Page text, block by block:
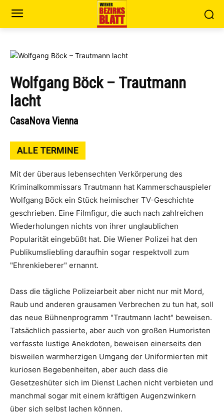
Wolfgang Böck – Trautmann
lacht
CasaNova Vienna
ALLE TERMINE
Mit der überaus lebensechten Verkörperung des
Kriminalkommissars Trautmann hat Kammerschauspieler
Wolfgang Böck ein Stück heimischer TV-Geschichte
geschrieben. Eine Filmfigur, die auch nach zahlreichen
Wiederholungen nichts von ihrer unglaublichen
Popularität eingebüßt hat. Die Wiener Polizei hat den
Publikumsliebling daraufhin sogar respektvoll zum
"Ehrenkieberer" ernannt.
Dass die tägliche Polizeiarbeit aber nicht nur mit Mord,
Raub und anderen grausamen Verbrechen zu tun hat, soll
das neue Bühnenprogramm "Trautmann lacht" beweisen.
Tatsächlich passierte, aber auch von großen Humoristen
verfasste lustige Anekdoten, beweisen einerseits den
bisweilen warmherzigen Umgang der Uniformierten mit
kuriosen Begebenheiten, aber auch dass die
Gesetzeshüter sich im Dienst Lachen nicht verbieten und
manchmal sogar mit einem kräftigen Augenzwinkern
über sich selbst lachen können.